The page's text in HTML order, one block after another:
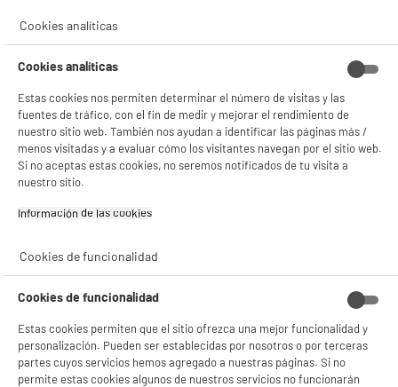
Rechazar todas
DEPOT
y sus socios utilizan cookies que procesan tus datos personales para:
- facilitar el intercambio de contenido en las redes sociales
Consulta la política de cookies.
Si aceptas, la experiencia será aún mejor. Si no acepta, se utilizarán cookies
estadísticas anónimas basadas en tu navegación. Puedes oponerte a su uso
Cookies analíticas
Cookies analíticas
Estas cookies nos permiten determinar el número de visitas y las
fuentes de tráfico, con el fin de medir y mejorar el rendimiento de
nuestro sitio web. También nos ayudan a identificar las páginas más /
menos visitadas y a evaluar cómo los visitantes navegan por el sitio web.
Si no aceptas estas cookies, no seremos notificados de tu visita a
nuestro sitio.
Información de las cookies‎
Cookies de funcionalidad
Cookies de funcionalidad
Estas cookies permiten que el sitio ofrezca una mejor funcionalidad y
personalización. Pueden ser establecidas por nosotros o por terceras
partes cuyos servicios hemos agregado a nuestras páginas. Si no
permite estas cookies algunos de nuestros servicios no funcionarán